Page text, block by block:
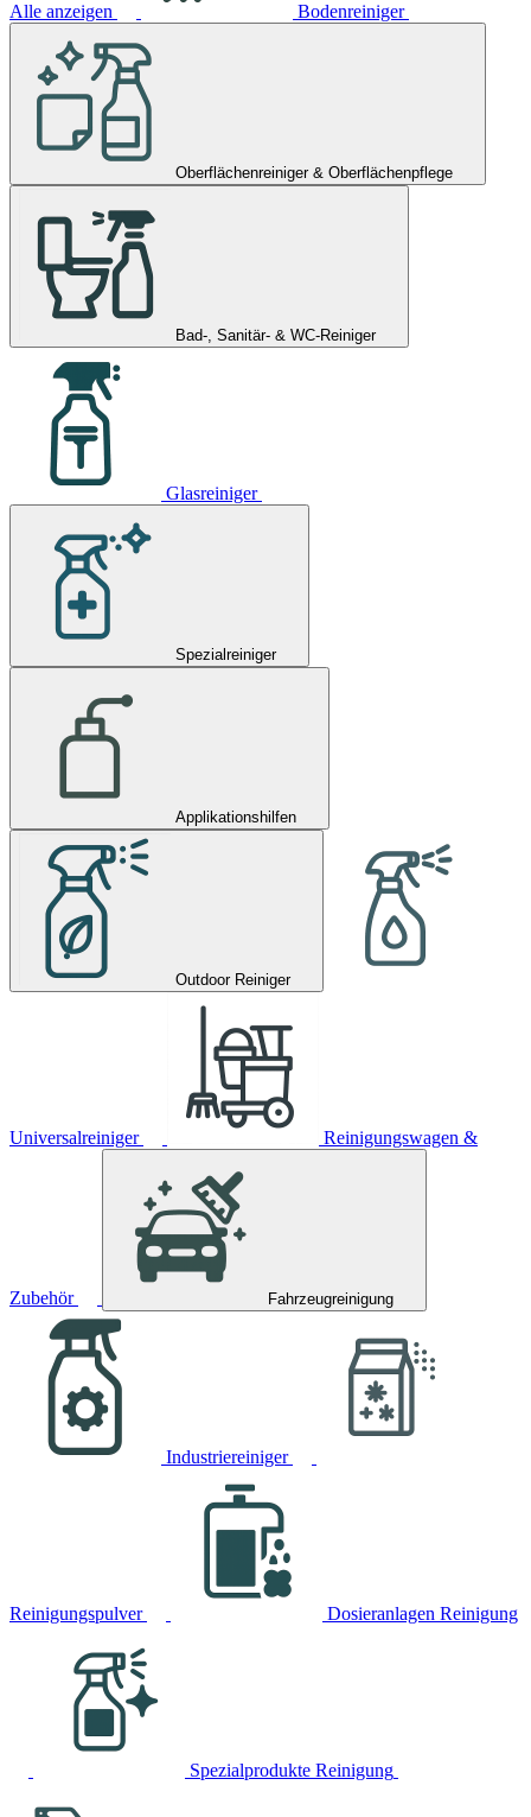
Alle anzeigen Bodenreiniger
Oberflächenreiniger & Oberflächenpflege
Bad-, Sanitär- & WC-Reiniger
Glasreiniger
Spezialreiniger
Applikationshilfen
Outdoor Reiniger
Universalreiniger Reinigungswagen &
Zubehör Fahrzeugreinigung
Industriereiniger
Reinigungspulver Dosieranlagen Reinigung
Spezialprodukte Reinigung